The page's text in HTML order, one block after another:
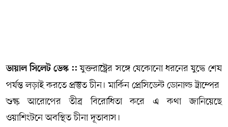
ডায়াল সিলেট ডেস্ক :: যুক্তরাষ্ট্রের সঙ্গে যেকোনো ধরনের যুদ্ধে শেষ
পর্যন্ত লড়াই করতে প্রস্তুত চীন। মার্কিন প্রেসিডেন্ট ডোনাল্ড ট্রাম্পের
শুল্ক আরোপের তীব্র বিরোধিতা করে এ কথা জানিয়েছে
ওয়াশিংটনে অবস্থিত চীনা দূতাবাস।
DIAL SYLHET